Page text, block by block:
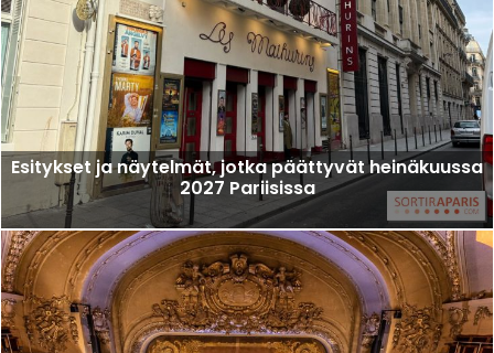
Esitykset ja näytelmät, jotka päättyvät heinäkuussa
2027 Pariisissa